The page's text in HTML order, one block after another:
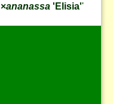
×ananassa 'Elisia''